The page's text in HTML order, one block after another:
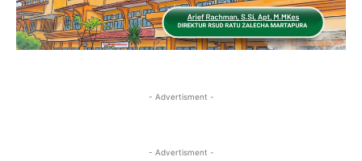
- Advertisment -
- Advertisment -